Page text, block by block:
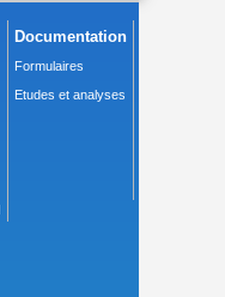
Documentation
Formulaires
Etudes et analyses